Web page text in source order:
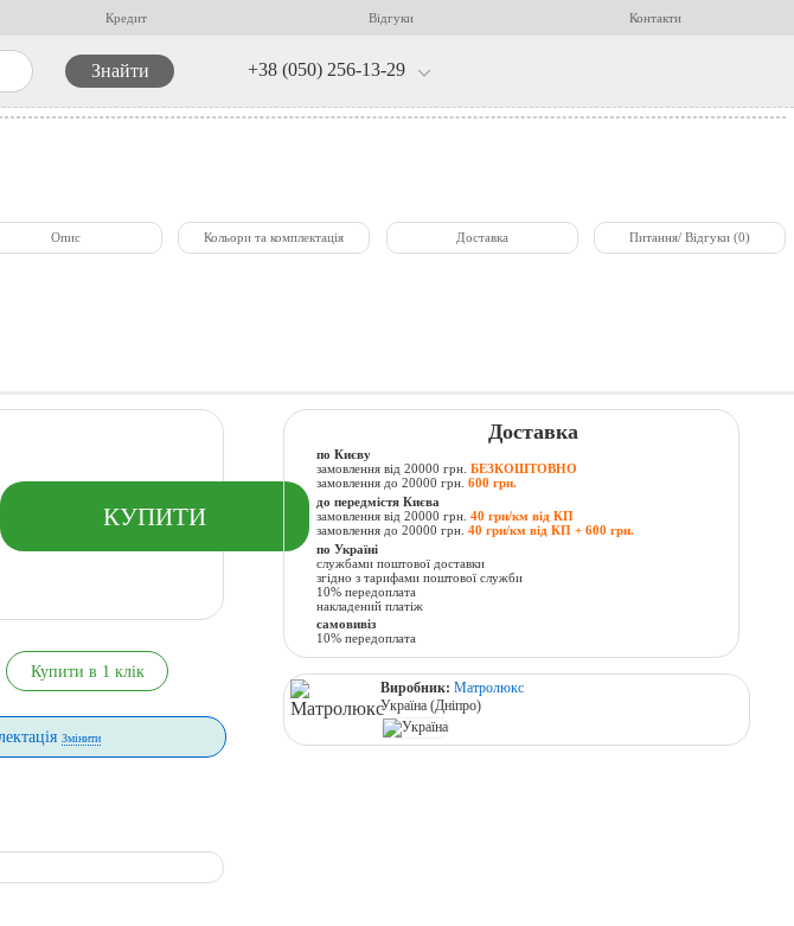
Кредит Відгуки Контакти
+38 (050) 256-13-29
Опис Кольори та комплектація Доставка Питання/ Відгуки (0)
Змінити
Доставка
по Києву
замовлення від 20000 грн. БЕЗКОШТОВНО
замовлення до 20000 грн. 600 грн.
до передмістя Києва
замовлення від 20000 грн. 40 грн/км від КП
замовлення до 20000 грн. 40 грн/км від КП + 600 грн.
по Україні
службами поштової доставки
згідно з тарифами поштової служби
10% передоплата
накладений платіж
самовивіз
10% передоплата
Виробник: Матролюкс
Україна (Дніпро)